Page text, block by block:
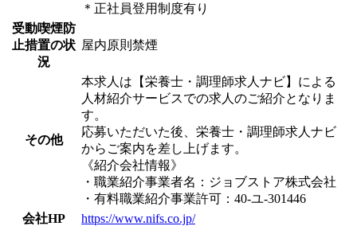
＊正社員登用制度有り
受動喫煙防
止措置の状
況
屋内原則禁煙
その他
本求人は【栄養士・調理師求人ナビ】による
人材紹介サービスでの求人のご紹介となりま
す。
応募いただいた後、栄養士・調理師求人ナビ
からご案内を差し上げます。
《紹介会社情報》
・職業紹介事業者名：ジョブストア株式会社
・有料職業紹介事業許可：40-ユ-301446
会社HP
https://www.nifs.co.jp/